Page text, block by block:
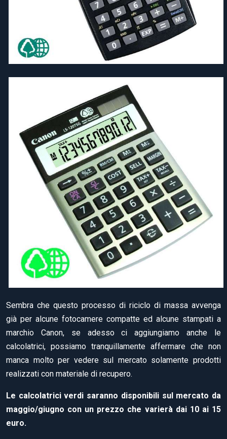
Sembra che questo processo di riciclo di massa avvenga
già per alcune fotocamere compatte ed alcune stampati a
marchio Canon, se adesso ci aggiungiamo anche le
calcolatrici, possiamo tranquillamente affermare che non
manca molto per vedere sul mercato solamente prodotti
realizzati con materiale di recupero.
Le calcolatrici verdi saranno disponibili sul mercato da
maggio/giugno con un prezzo che varierà dai 10 ai 15
euro.